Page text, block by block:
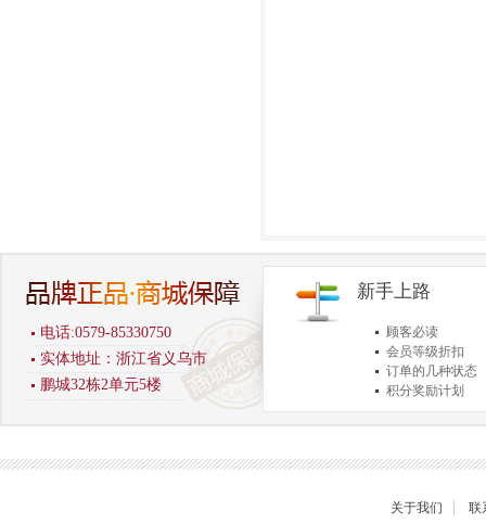
电话:0579-85330750
实体地址：浙江省义乌市
鹏城32栋2单元5楼
新手上路
顾客必读
会员等级折扣
订单的几种状态
积分奖励计划
商品退货保障
关于我们 联